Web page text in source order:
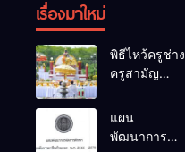
เรื่องมาใหม่
พิธีไหว้ครูช่าง
ครูสามัญ
แผน
พัฒนาการ